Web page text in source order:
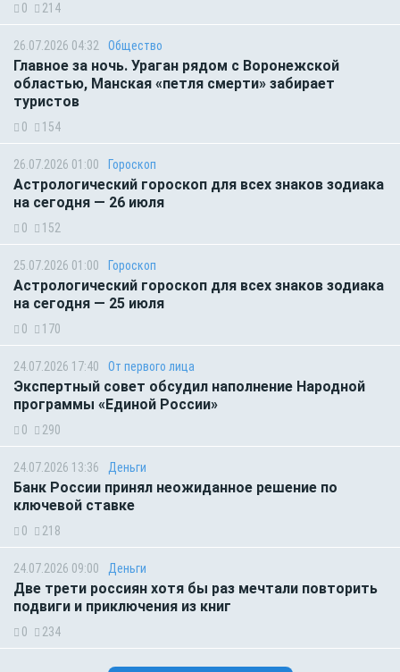
0 214
26.07.2026 04:32 Общество
Главное за ночь. Ураган рядом с Воронежской
областью, Манская «петля смерти» забирает
туристов
0 154
26.07.2026 01:00 Гороскоп
Астрологический гороскоп для всех знаков зодиака
на сегодня — 26 июля
0 152
25.07.2026 01:00 Гороскоп
Астрологический гороскоп для всех знаков зодиака
на сегодня — 25 июля
0 170
24.07.2026 17:40 От первого лица
Экспертный совет обсудил наполнение Народной
программы «Единой России»
0 290
24.07.2026 13:36 Деньги
Банк России принял неожиданное решение по
ключевой ставке
0 218
24.07.2026 09:00 Деньги
Две трети россиян хотя бы раз мечтали повторить
подвиги и приключения из книг
0 234